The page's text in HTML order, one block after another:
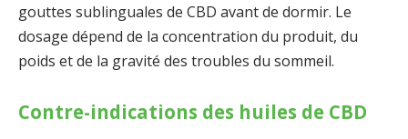
gouttes sublinguales de CBD avant de dormir. Le
dosage dépend de la concentration du produit, du
poids et de la gravité des troubles du sommeil.
Contre-indications des huiles de CBD